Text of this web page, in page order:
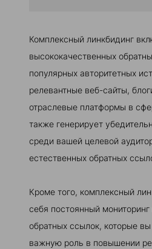
Комплексный линкбидинг
высококачественных
популярных авторитетных
релевантные веб-сайты,
отраслевые платформы в
также генерирует
среди вашей целевой
естественных обратных
Кроме того, комплексный
себя постоянный
обратных ссылок, которые
важную роль в повышении